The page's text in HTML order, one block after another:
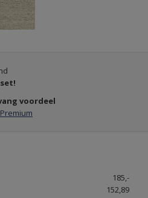
voordeel
185,-
152,89